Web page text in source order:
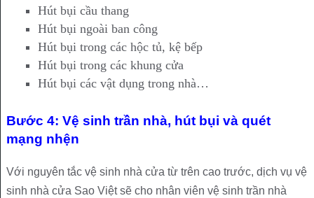
Hút bụi cầu thang
Hút bụi ngoài ban công
Hút bụi trong các hộc tủ, kệ bếp
Hút bụi trong các khung cửa
Hút bụi các vật dụng trong nhà…
Bước 4: Vệ sinh trần nhà, hút bụi và quét
mạng nhện
Với nguyên tắc vệ sinh nhà cửa từ trên cao trước, dịch vụ vệ
sinh nhà cửa Sao Việt sẽ cho nhân viên vệ sinh trần nhà